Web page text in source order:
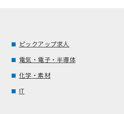
ピックアップ求人
電気・電子・半導体
化学・素材
IT